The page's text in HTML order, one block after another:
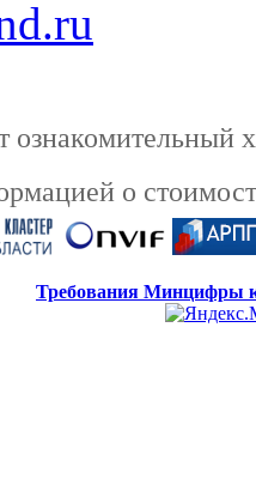
ознакомительный
о
Требования Минцифры